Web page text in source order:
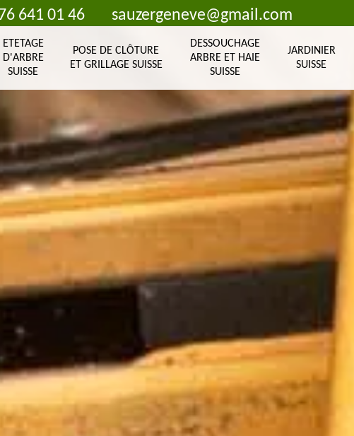
641 01 46 sauzergeneve@gmail.com
ETETAGE
D'ARBRE
SUISSE
POSE DE CLÔTURE
ET GRILLAGE SUISSE
DESSOUCHAGE
ARBRE ET HAIE
SUISSE
JARDINIER
SUISSE